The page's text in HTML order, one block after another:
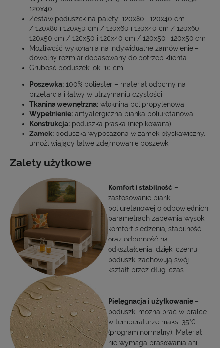
120x40
Zestaw poduszek na palety: 120x80 i 120x40 cm
/ 120x80 i 120x50 cm / 120x60 i 120x40 cm / 120x60 i
120x50 cm / 120x50 i 120x40 cm / 120x50 i 120x50 cm
Możliwość wykonania na indywidualne zamówienie –
dowolny rozmiar dopasowany do potrzeb klienta
Grubość poduszek: ok. 10 cm
Poszewka: 100% poliester – materiał odporny na
przetarcia i łatwy w utrzymaniu czystości
Tkanina wewnętrzna: włóknina polipropylenowa
Wypełnienie: antyalergiczna pianka poliuretanowa
Konstrukcja: poduszka płaska (niepikowana)
Zamek: poduszka wyposażona w zamek błyskawiczny,
umożliwiający łatwe zdejmowanie poszewki
Zalety użytkowe
Komfort i stabilność –
zastosowanie pianki
poliuretanowej o odpowiednich
parametrach zapewnia wysoki
komfort siedzenia, stabilność
oraz odporność na
odkształcenia, dzięki czemu
poduszki zachowują swój
kształt przez długi czas.
Pielęgnacja i użytkowanie –
poduszki można prać w pralce
w temperaturze maks. 35°C
(program normalny). Materiał
nie wymaga prasowania ani